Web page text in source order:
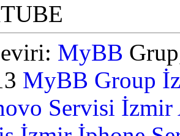
MyBB
MyBB Group
Servisi İzmir